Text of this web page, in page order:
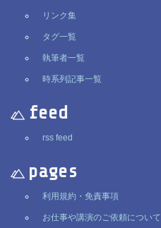
リンク集
タグ一覧
執筆者一覧
時系列記事一覧
feed
rss feed
pages
利用規約・免責事項
お仕事や講演のご依頼について